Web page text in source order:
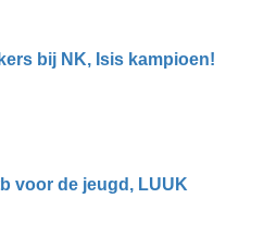
bij NK, Isis kampioen!
voor de jeugd, LUUK